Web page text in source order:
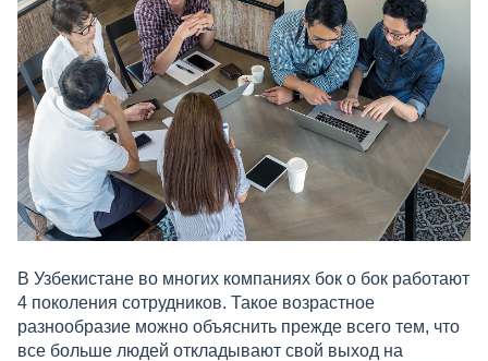
В Узбекистане во многих компаниях бок о бок работают
4 поколения сотрудников. Такое возрастное
разнообразие можно объяснить прежде всего тем, что
все больше людей откладывают свой выход на